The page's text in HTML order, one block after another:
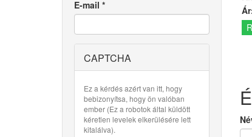
E-mail *
CAPTCHA
Ez a kérdés azért van itt, hogy
bebizonyítsa, hogy ön valóban
ember (Ez a robotok által küldött
kéretlen levelek elkerülésére lett
kitalálva).